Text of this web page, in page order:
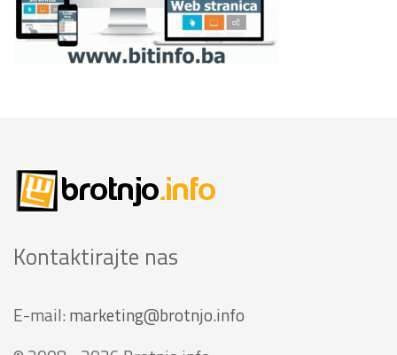
Kontaktirajte nas
E-mail: marketing@brotnjo.info